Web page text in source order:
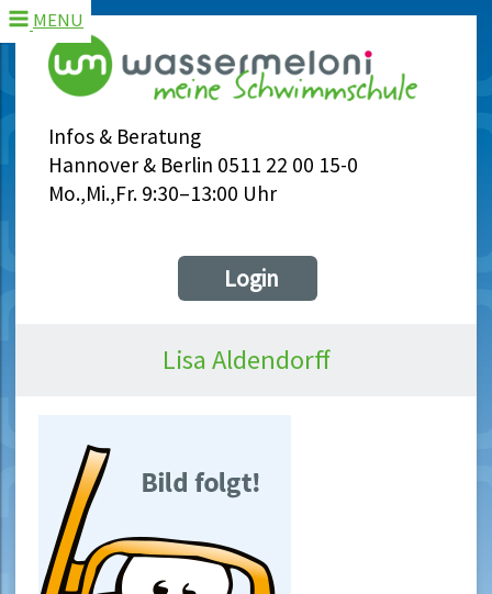
Infos & Beratung
Hannover & Berlin 0511 22 00 15-0
Mo.,Mi.,Fr. 9:30–13:00 Uhr
MENU
Login
Lisa Aldendorff